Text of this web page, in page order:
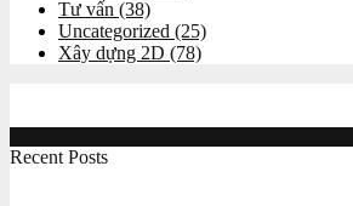
Tư vấn (38)
Uncategorized (25)
Xây dựng 2D (78)
Recent Posts